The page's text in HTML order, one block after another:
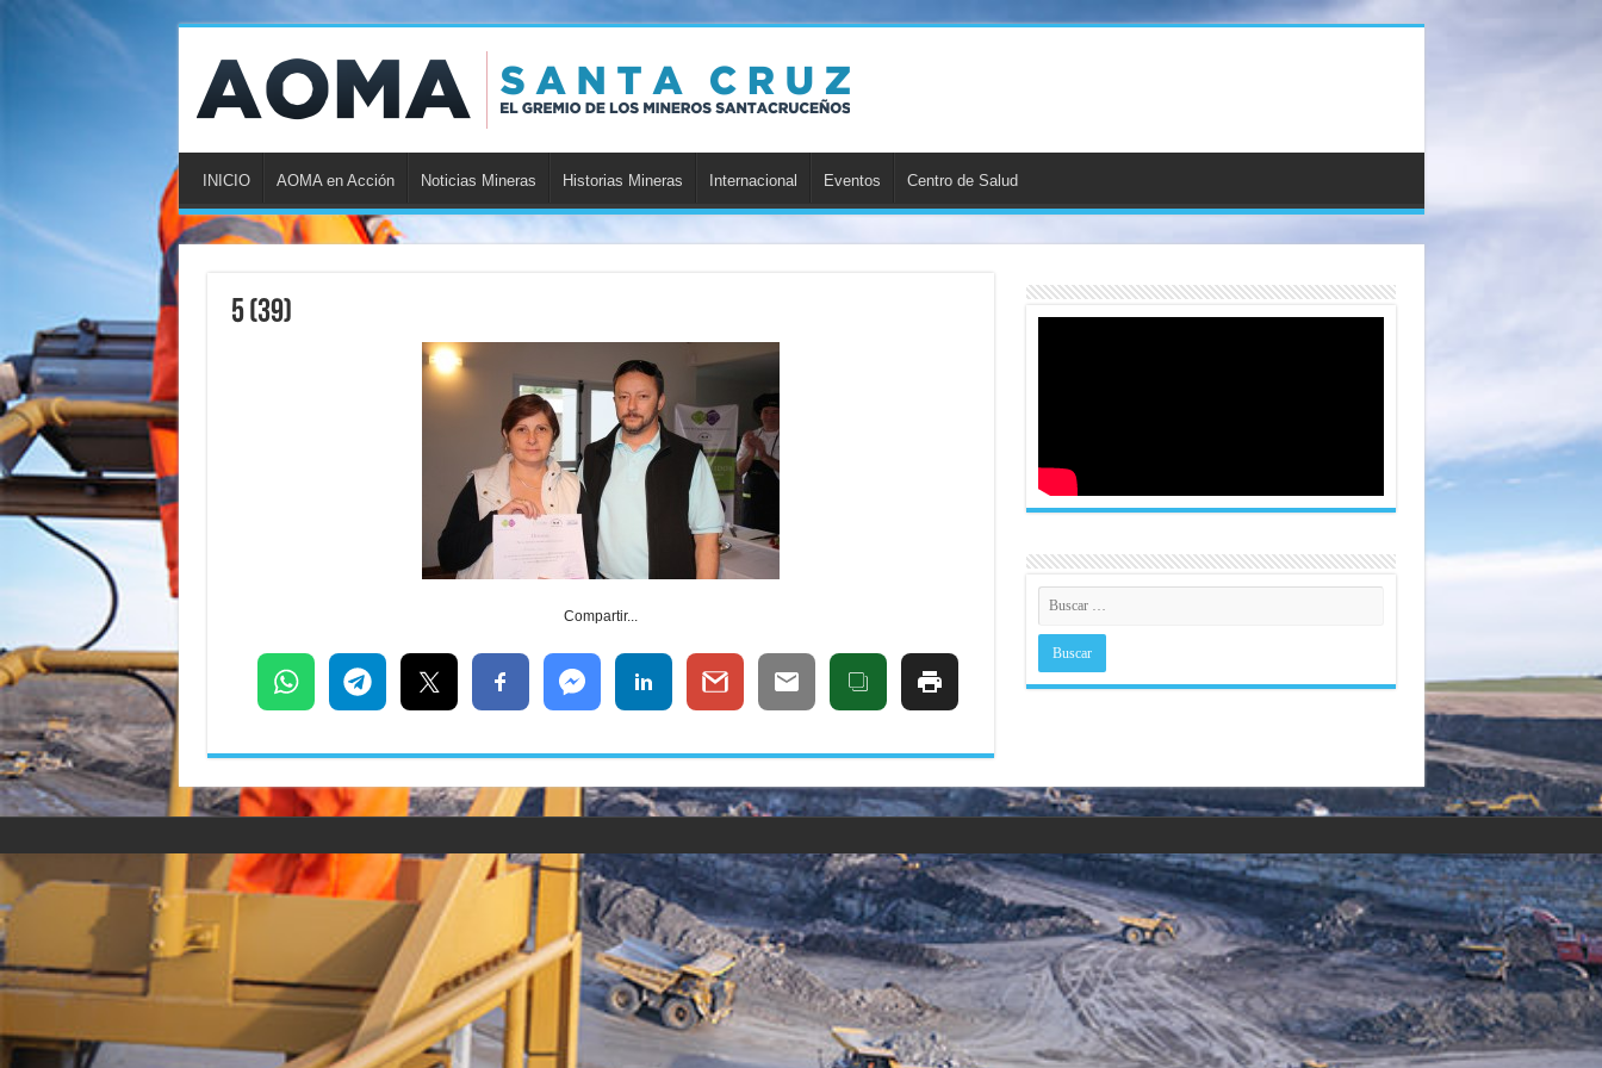
INICIO AOMA en Acción Noticias Mineras Historias Mineras Internacional Eventos Centro de Salud
5 (39)
Compartir...